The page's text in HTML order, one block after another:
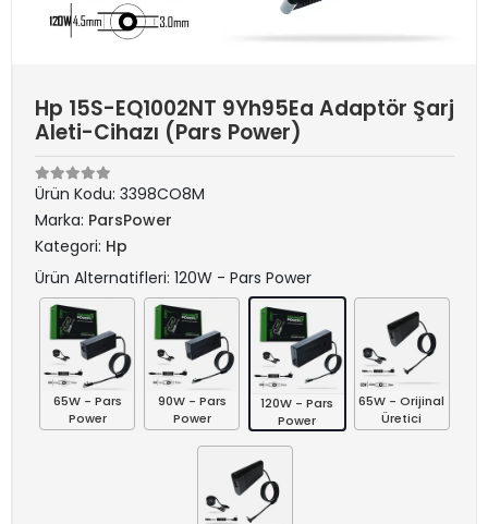
Hp 15S-EQ1002NT 9Yh95Ea Adaptör Şarj
Aleti-Cihazı (Pars Power)
Ürün Kodu: 3398CO8M
Marka: ParsPower
Kategori: Hp
Ürün Alternatifleri: 120W - Pars Power
65W - Pars
Power
90W - Pars
Power
120W - Pars
Power
65W - Orijinal
Üretici